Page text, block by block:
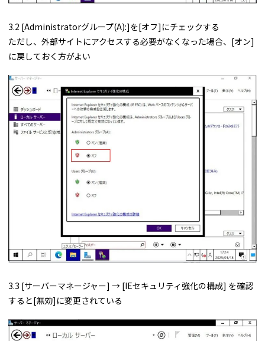
3.2 [Administratorグループ(A):]を[オフ]にチェックする
ただし、外部サイトにアクセスする必要がなくなった場合、[オン]
に戻しておく方がよい
3.3 [サーバーマネージャー] → [IEセキュリティ強化の構成] を確認
すると[無効]に変更されている